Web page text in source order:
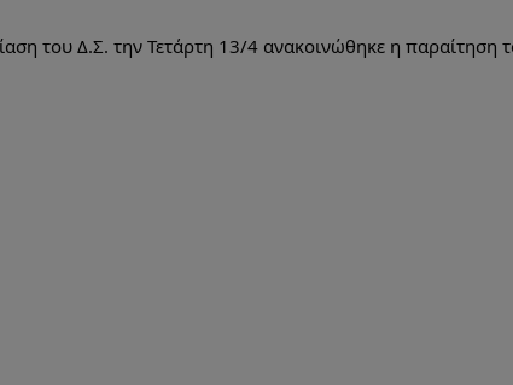
του Δ.Σ. την Τετάρτη 13/4 ανακοινώθηκε η παραίτηση